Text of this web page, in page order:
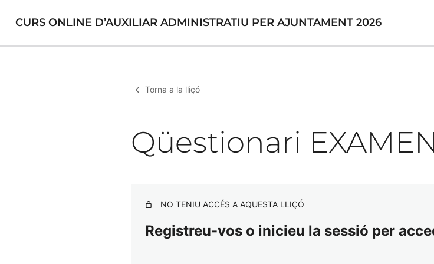
CURS ONLINE D’AUXILIAR ADMINISTRATIU PER AJUNTAMENT 2026
Torna a la lliçó
Qüestionari
NO TENIU ACCÉS A AQUESTA LLIÇÓ
Registreu-vos o inicieu la sessió per